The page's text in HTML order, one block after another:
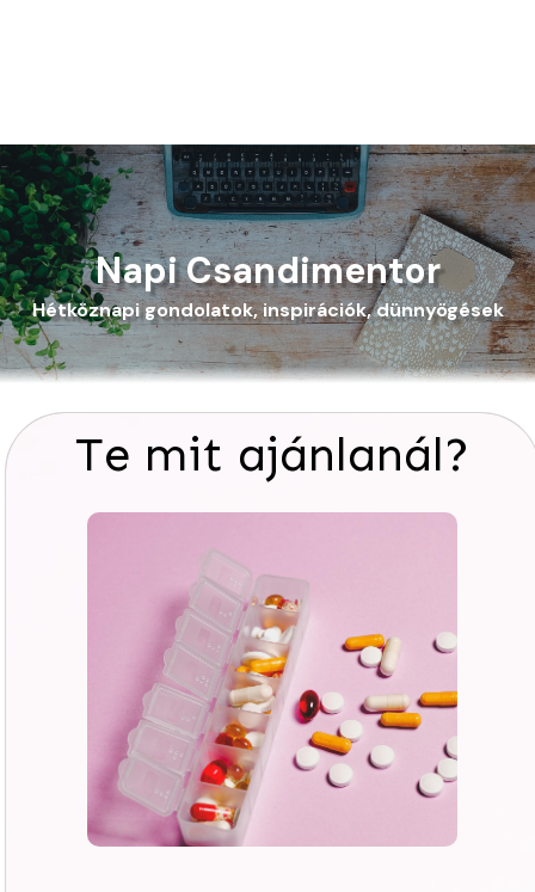
Napi Csandimentor
Hétköznapi gondolatok, inspirációk, dünnyögések
Te mit ajánlanál?